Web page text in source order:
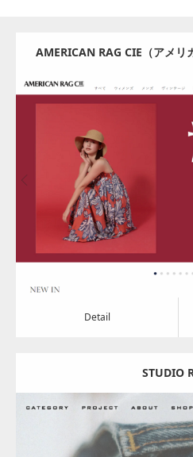
AMERICAN RAG CIE（アメリ
ンスト
アパ
Detail Visit
Detail
STUDIO